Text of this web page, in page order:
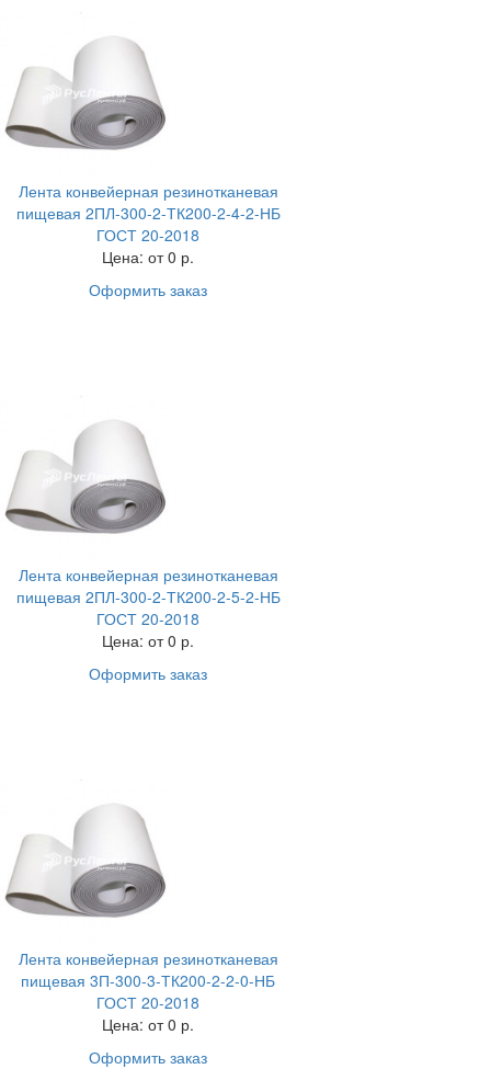
Лента конвейерная резинотканевая
пищевая 2ПЛ-300-2-ТК200-2-4-2-НБ
ГОСТ 20-2018
Цена: от 0 р.
Оформить заказ
Лента конвейерная резинотканевая
пищевая 2ПЛ-300-2-ТК200-2-5-2-НБ
ГОСТ 20-2018
Цена: от 0 р.
Оформить заказ
Лента конвейерная резинотканевая
пищевая 3П-300-3-ТК200-2-2-0-НБ
ГОСТ 20-2018
Цена: от 0 р.
Оформить заказ